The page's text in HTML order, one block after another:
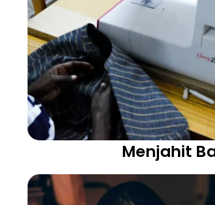
Menjahit